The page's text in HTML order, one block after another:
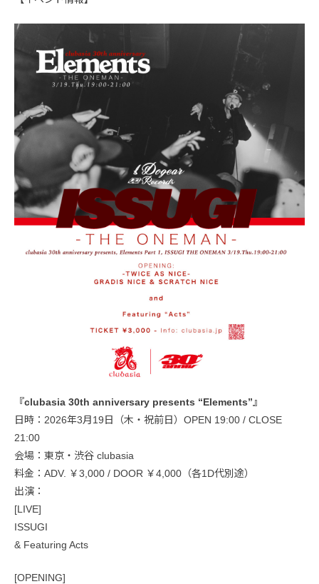
『clubasia 30th anniversary presents “Elements”』
日時：2026年3月19日（木・祝前日）OPEN 19:00 / CLOSE
21:00
会場：東京・渋谷 clubasia
料金：ADV. ￥3,000 / DOOR ￥4,000（各1D代別途）
出演：
[LIVE]
ISSUGI
& Featuring Acts
[OPENING]